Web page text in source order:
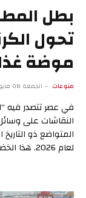
تحول
موضة
منوعات الجمعة 08 مايو 10:17 م
في عصر تتصدر فيه
النقاشات على
المتواضع ذو
لعام 2026. هذا الخضار الذي كان يُهمل في كثير…